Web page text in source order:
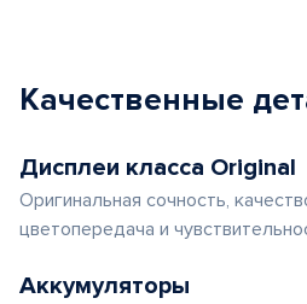
Качественные
Дисплеи класса Original
Оригинальная сочность,
цветопередача и
Аккумуляторы